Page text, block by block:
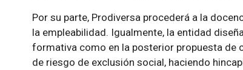
Por su parte, Prodiversa procederá a la
la empleabilidad. Igualmente, la entidad
formativa como en la posterior propuesta de
de riesgo de exclusión social, haciendo